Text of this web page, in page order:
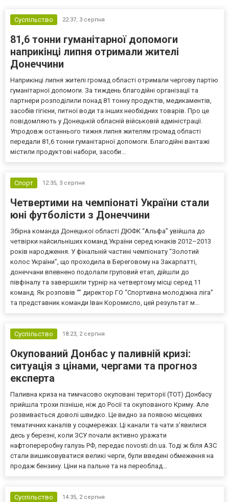
Суспільство 22:37, 3 серпня
81,6 тонни гуманітарної допомоги
наприкінці липня отримали жителі
Донеччини
Наприкінці липня жителі громад області отримали чергову партію
гуманітарної допомоги. За тиждень благодійні організації та
партнери розподілили понад 81 тонну продуктів, медикаментів,
засобів гігієни, питної води та інших необхідних товарів. Про це
повідомляють у Донецькій обласній військовій адміністрації.
Упродовж останнього тижня липня жителям громад області
передали 81,6 тонни гуманітарної допомоги. Благодійні вантажі
містили продуктові набори, засоби...
Спорт 12:35, 3 серпня
Четвертими на чемпіонаті України стали
юні футболісти з Донеччини
Збірна команда Донецької області ДЮФК “Альфа” увійшла до
четвірки найсильніших команд України серед юнаків 2012–2013
років народження. У фінальній частині чемпіонату “Золотий
колос України”, що проходила в Береговому на Закарпатті,
донеччани впевнено подолали груповий етап, дійшли до
півфіналу та завершили турнір на четвертому місці серед 11
команд. Як розповів “” директор ГО “Спортивна молодіжна ліга”
та представник команди Іван Коромисло, цей результат м...
Суспільство 18:23, 2 серпня
Окупований Донбас у паливній кризі:
ситуація з цінами, чергами та прогноз
експерта
Паливна криза на тимчасово окуповані території (ТОТ) Донбасу
прийшла трохи пізніше, ніж до Росії та окупованого Криму. Але
розвивається доволі швидко. Це видно за появою місцевих
тематичних каналів у соцмережах. Ці канали та чати з’явилися
десь у березні, коли ЗСУ почали активно уражати
нафтопереробну галузь РФ, передає novosti.dn.ua. Тоді ж біля АЗС
стали вишиковуватися великі черги, були введені обмеження на
продаж бензину. Ціни на пальне та на переоблад...
Суспільство 14:35, 2 серпня